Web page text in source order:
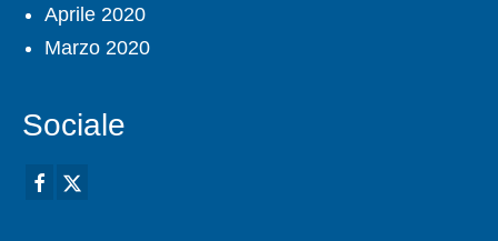
Aprile 2020
Marzo 2020
Sociale